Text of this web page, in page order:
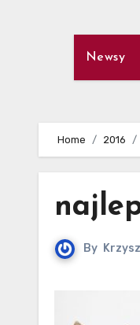
Newsy
Home 2016
By